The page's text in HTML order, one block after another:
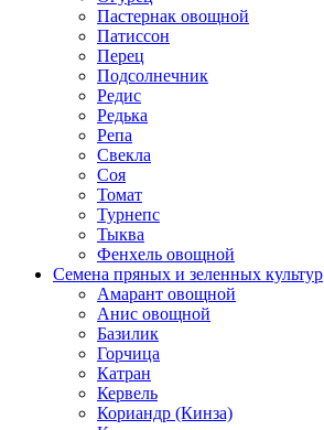
Пастернак овощной
Патиссон
Перец
Подсолнечник
Редис
Редька
Репа
Свекла
Соя
Томат
Турнепс
Тыква
Фенхель овощной
Семена пряных и зеленных культур
Амарант овощной
Анис овощной
Базилик
Горчица
Катран
Кервель
Кориандр (Кинза)